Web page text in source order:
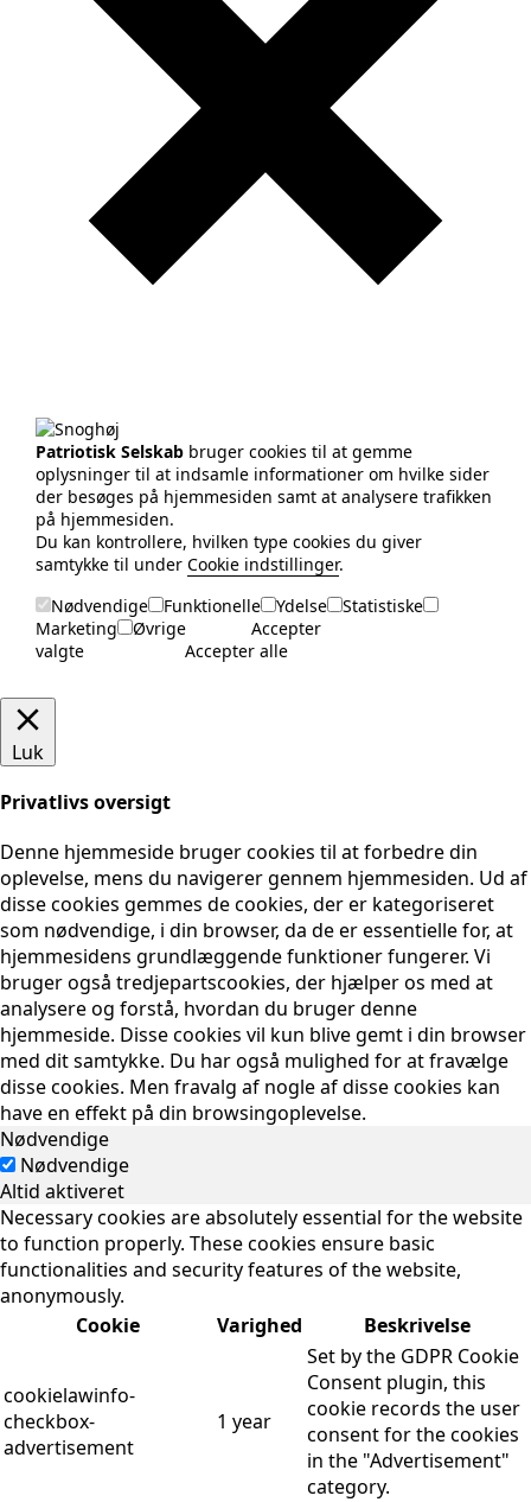
Patriotisk Selskab bruger cookies til at gemme
oplysninger til at indsamle informationer om hvilke sider
der besøges på hjemmesiden samt at analysere trafikken
på hjemmesiden.
Du kan kontrollere, hvilken type cookies du giver
samtykke til under Cookie indstillinger.
Nødvendige
Funktionelle Ydelse
Statistiske
Marketing
Øvrige
Accepter
valgte
Accepter alle
Luk
Privatlivs oversigt
Denne hjemmeside bruger cookies til at forbedre din
oplevelse, mens du navigerer gennem hjemmesiden. Ud af
disse cookies gemmes de cookies, der er kategoriseret
som nødvendige, i din browser, da de er essentielle for, at
hjemmesidens grundlæggende funktioner fungerer. Vi
bruger også tredjepartscookies, der hjælper os med at
analysere og forstå, hvordan du bruger denne
hjemmeside. Disse cookies vil kun blive gemt i din browser
med dit samtykke. Du har også mulighed for at fravælge
disse cookies. Men fravalg af nogle af disse cookies kan
have en effekt på din browsingoplevelse.
Nødvendige
Nødvendige
Altid aktiveret
Necessary cookies are absolutely essential for the website
to function properly. These cookies ensure basic
functionalities and security features of the website,
anonymously.
Cookie
Varighed Beskrivelse
cookielawinfo-
checkbox-
advertisement
1 year
Set by the GDPR Cookie
Consent plugin, this
cookie records the user
consent for the cookies
in the "Advertisement"
category.